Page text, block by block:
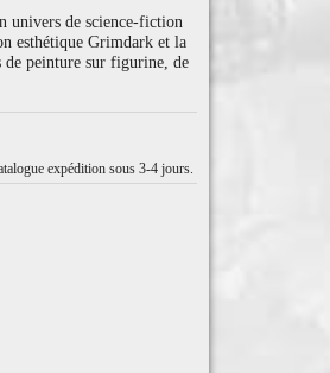
univers de science-fiction
esthétique Grimdark et la
de peinture sur figurine, de
expédition sous 3-4 jours.